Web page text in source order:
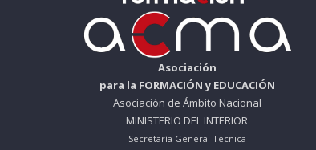
Asociación
para la FORMACIÓN y EDUCACIÓN
Asociación de Ámbito Nacional
MINISTERIO DEL INTERIOR
Secretaría General Técnica